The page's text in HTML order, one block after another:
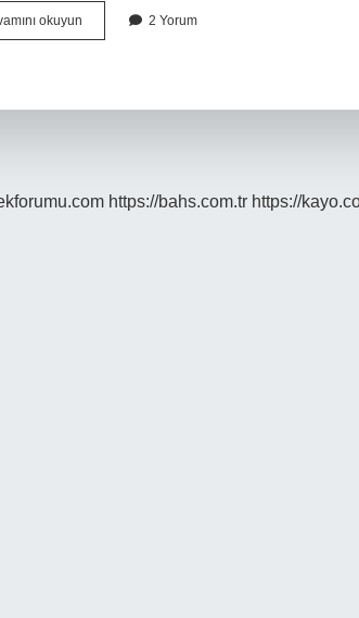
okuyun
Gider
2 Yorum
https://bahs.com.tr https://